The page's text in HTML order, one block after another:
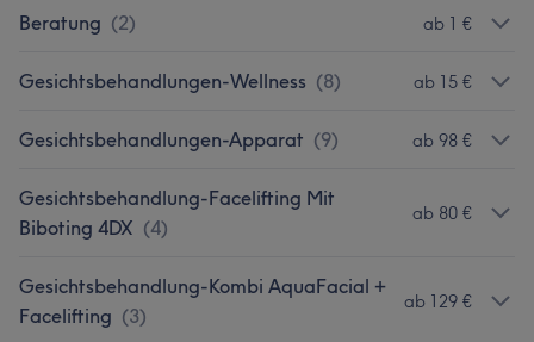
Beratung (2) ab 1 €
Gesichtsbehandlungen-Wellness (8) ab 15 €
Gesichtsbehandlungen-Apparat (9) ab 98 €
Gesichtsbehandlung-Facelifting Mit
Biboting 4DX (4)
ab 80 €
Gesichtsbehandlung-Kombi AquaFacial +
Facelifting (3)
ab 129 €